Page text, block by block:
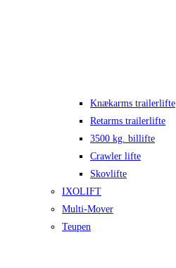
Knækarms trailerlifte
Retarms trailerlifte
3500 kg. billifte
Crawler lifte
Skovlifte
IXOLIFT
Multi-Mover
Teupen